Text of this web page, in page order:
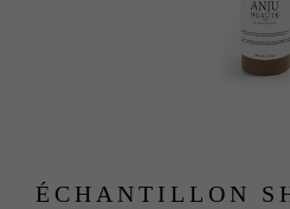
ÉCHANTILLON